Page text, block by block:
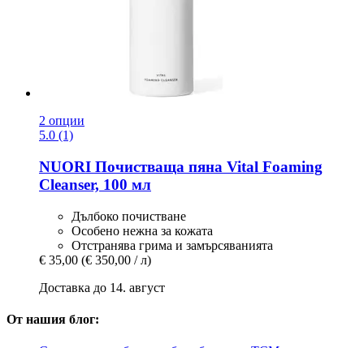
2 опции
5.0 (1)
NUORI Почистваща пяна Vital Foaming
Cleanser, 100 мл
Дълбоко почистване
Особено нежна за кожата
Отстранява грима и замърсяванията
€ 35,00 (€ 350,00 / л)
Доставка до 14. август
От нашия блог: